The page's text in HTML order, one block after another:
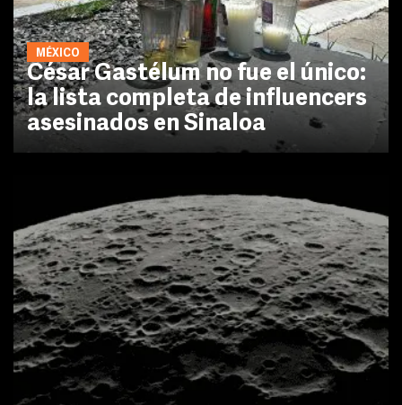
MÉXICO
César Gastélum no fue el único:
la lista completa de influencers
asesinados en Sinaloa